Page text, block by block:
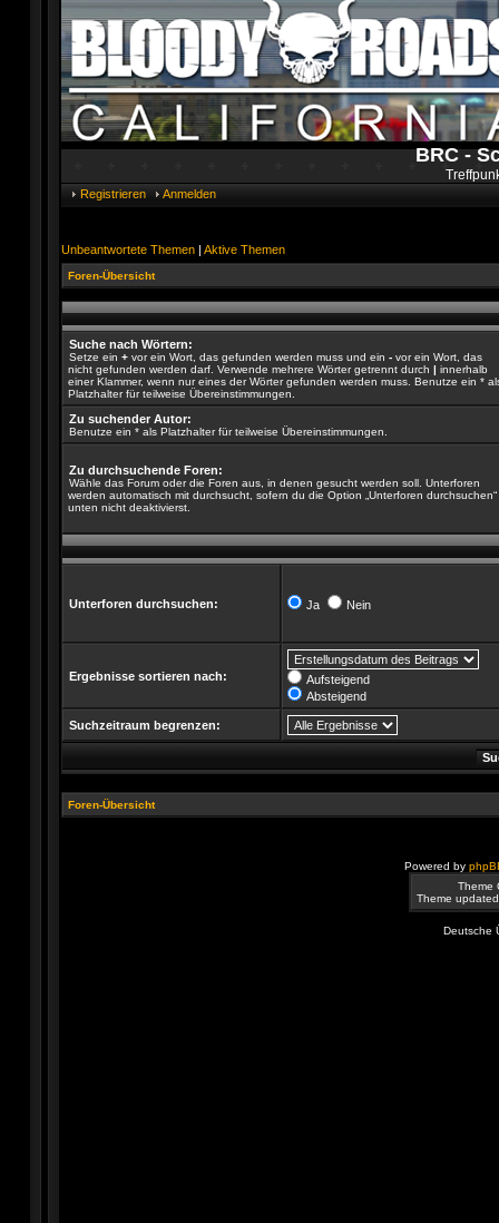
BRC -
Registrieren Anmelden
Unbeantwortete Themen | Aktive Themen
Foren-Übersicht
Suche nach Wörtern:
Setze ein + vor ein Wort, das gefunden werden muss und ein - vor ein Wort, das
nicht gefunden werden darf. Verwende mehrere Wörter getrennt durch | innerhalb
einer Klammer, wenn nur eines der Wörter gefunden werden muss. Benutze ein *
Platzhalter für teilweise Übereinstimmungen.
Zu suchender Autor:
Benutze ein * als Platzhalter für teilweise Übereinstimmungen.
Zu durchsuchende Foren:
Wähle das Forum oder die Foren aus, in denen gesucht werden soll. Unterforen
werden automatisch mit durchsucht, sofern du die Option „Unterforen durchsuchen“
unten nicht deaktivierst.
Unterforen durchsuchen: Ja Nein
Ergebnisse sortieren nach:
Aufsteigend
Absteigend
Suchzeitraum begrenzen:
Foren-Übersicht
Powered by
Theme
Theme
Deutsche